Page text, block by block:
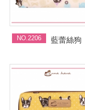
NO.2206 藍蕾絲狗